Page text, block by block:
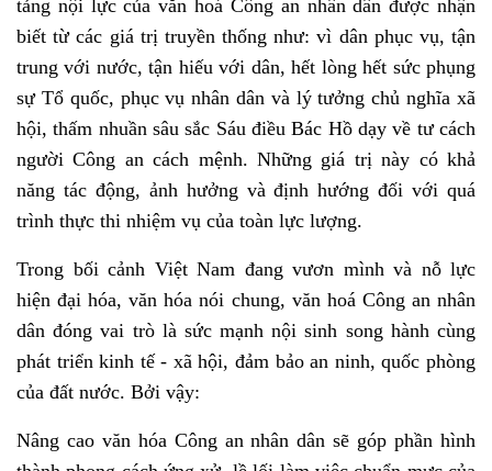
tảng nội lực của văn hoá Công an nhân dân được nhận
biết từ các giá trị truyền thống như: vì dân phục vụ, tận
trung với nước, tận hiếu với dân, hết lòng hết sức phụng
sự Tổ quốc, phục vụ nhân dân và lý tưởng chủ nghĩa xã
hội, thấm nhuần sâu sắc Sáu điều Bác Hồ dạy về tư cách
người Công an cách mệnh. Những giá trị này có khả
năng tác động, ảnh hưởng và định hướng đối với quá
trình thực thi nhiệm vụ của toàn lực lượng.
Trong bối cảnh Việt Nam đang vươn mình và nỗ lực
hiện đại hóa, văn hóa nói chung, văn hoá Công an nhân
dân đóng vai trò là sức mạnh nội sinh song hành cùng
phát triển kinh tế - xã hội, đảm bảo an ninh, quốc phòng
của đất nước. Bởi vậy:
Nâng cao văn hóa Công an nhân dân sẽ góp phần hình